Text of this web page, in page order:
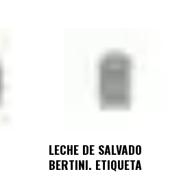
LECHE DE SALVADO
BERTINI. ETIQUETA